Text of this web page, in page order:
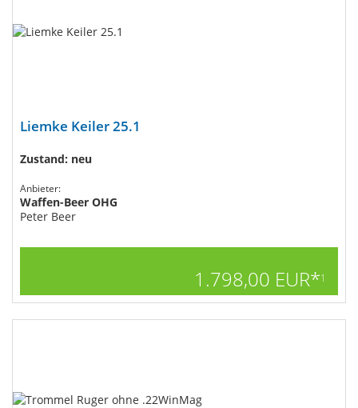
Liemke Keiler 25.1
Zustand: neu
Anbieter:
Waffen-Beer OHG
Peter Beer
1.798,00 EUR*1